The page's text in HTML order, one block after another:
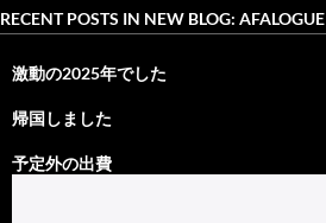
RECENT POSTS IN NEW BLOG: AFALOGUE
激動の2025年でした
帰国しました
予定外の出費